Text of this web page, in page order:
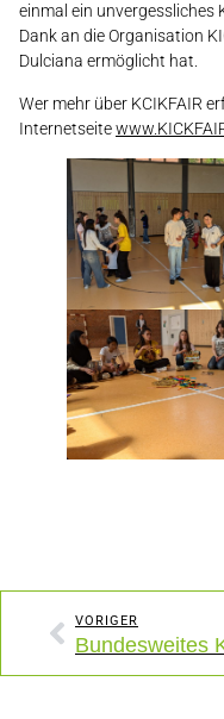
einmal ein unvergessliches
Dank an die Organisation
Dulciana ermöglicht hat.
Wer mehr über KCIKFAIR
Internetseite
VORIGER